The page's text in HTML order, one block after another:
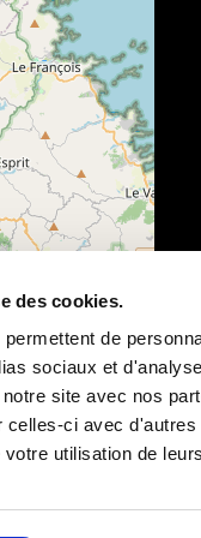
des cookies.
de
sociaux et
site avec nos
celles-ci avec
utilisation de
contributors